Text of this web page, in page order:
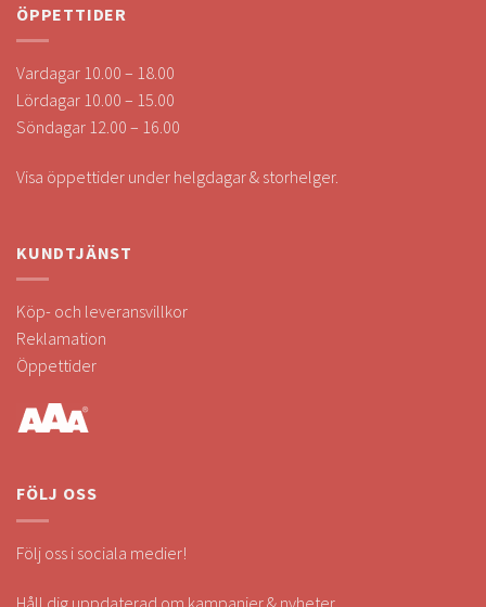
ÖPPETTIDER
Vardagar 10.00 – 18.00
Lördagar 10.00 – 15.00
Söndagar 12.00 – 16.00
Visa öppettider under helgdagar & storhelger.
KUNDTJÄNST
Köp- och leveransvillkor
Reklamation
Öppettider
FÖLJ OSS
Följ oss i sociala medier!
Håll dig uppdaterad om kampanjer & nyheter.